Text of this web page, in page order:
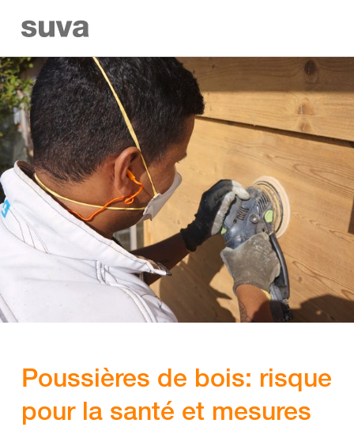
Poussières de bois: risque
pour la santé et mesures